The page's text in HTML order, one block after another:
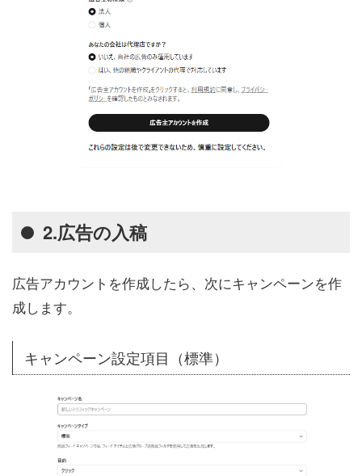
2.広告の入稿
広告アカウントを作成したら、次にキャンペーンを作
成します。
キャンペーン設定項目（標準）